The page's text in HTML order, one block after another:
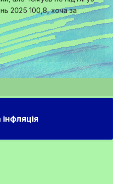
2025 100,8, хоча за